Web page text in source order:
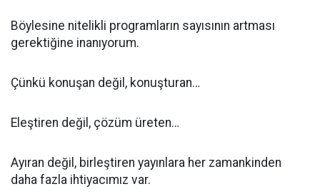
Böylesine nitelikli programların sayısının artması
gerektiğine inanıyorum.
Çünkü konuşan değil, konuşturan…
Eleştiren değil, çözüm üreten…
Ayıran değil, birleştiren yayınlara her zamankinden
daha fazla ihtiyacımız var.